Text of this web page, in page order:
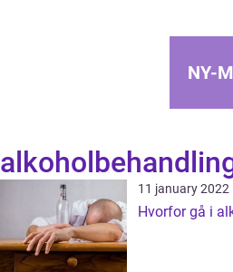
NY-
11 january 2022
Hvorfor gå i